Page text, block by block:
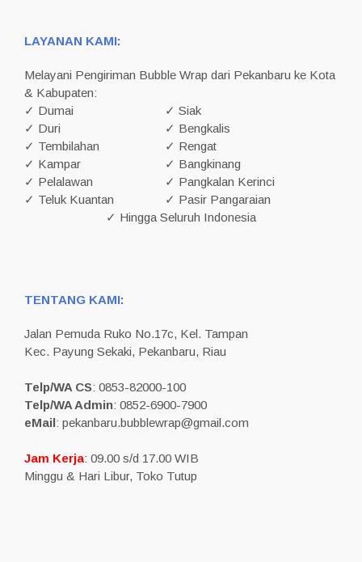
LAYANAN KAMI:
Melayani Pengiriman Bubble Wrap dari Pekanbaru ke Kota
& Kabupaten:
✓ Dumai
✓ Siak
✓ Duri
✓ Bengkalis
✓ Tembilahan
✓ Rengat
✓ Kampar
✓ Bangkinang
✓ Pelalawan
✓ Pangkalan Kerinci
✓ Teluk Kuantan
✓ Pasir Pangaraian
✓ Hingga Seluruh Indonesia
TENTANG KAMI:
Jalan Pemuda Ruko No.17c, Kel. Tampan
Kec. Payung Sekaki, Pekanbaru, Riau
Telp/WA CS: 0853-82000-100
Telp/WA Admin: 0852-6900-7900
eMail: pekanbaru.bubblewrap@gmail.com
Jam Kerja: 09.00 s/d 17.00 WIB
Minggu & Hari Libur, Toko Tutup